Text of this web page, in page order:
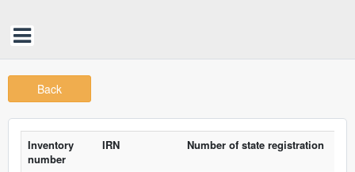
Back
Inventory
number
IRN Number of state registration